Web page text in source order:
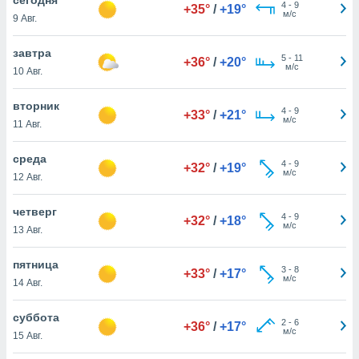
действия
на веб-
основе.
нашей
cookie
в
ВЫ
9 Авг.
+35° / +19° 4- 9
м/с
завтра
10 Авг.
+36° / +20° 5- 11
м/с
вторник
11 Авг.
+33° / +21° 4- 9
м/с
среда
12 Авг.
+32° / +19° 4- 9
м/с
четверг
13 Авг.
+32° / +18° 4- 9
м/с
пятница
14 Авг.
+33° / +17° 3- 8
м/с
суббота
15 Авг.
+36° / +17° 2- 6
м/с